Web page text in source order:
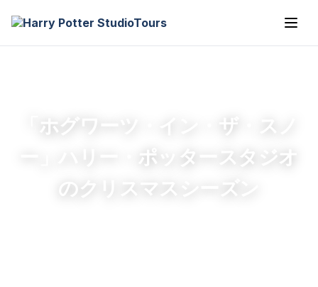
「ホグワーツ・イン・ザ・スノ
ー」ハリー・ポッタースタジオ
のクリスマスシーズン